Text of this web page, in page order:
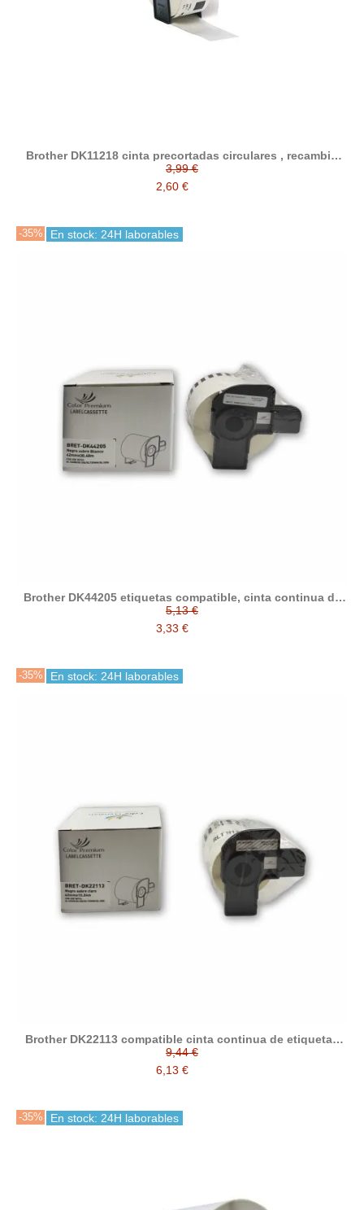
Brother DK11218 cinta precortadas circulares , recambio
etiquetas compatible 24 mm diametro
3,99 €
2,60 €
-35% En stock: 24H laborables
Brother DK44205 etiquetas compatible, cinta continua de
recambio
5,13 €
3,33 €
-35% En stock: 24H laborables
Brother DK22113 compatible cinta continua de etiquetas
transparente 62mm x 15.24metros DK-22113
9,44 €
6,13 €
-35% En stock: 24H laborables